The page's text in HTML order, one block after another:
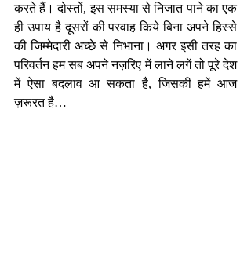
करते हैं। दोस्तों, इस समस्या से निजात पाने का एक
ही उपाय है दूसरों की परवाह किये बिना अपने हिस्से
की जिम्मेदारी अच्छे से निभाना। अगर इसी तरह का
परिवर्तन हम सब अपने नज़रिए में लाने लगें तो पूरे देश
में ऐसा बदलाव आ सकता है, जिसकी हमें आज
ज़रूरत है…